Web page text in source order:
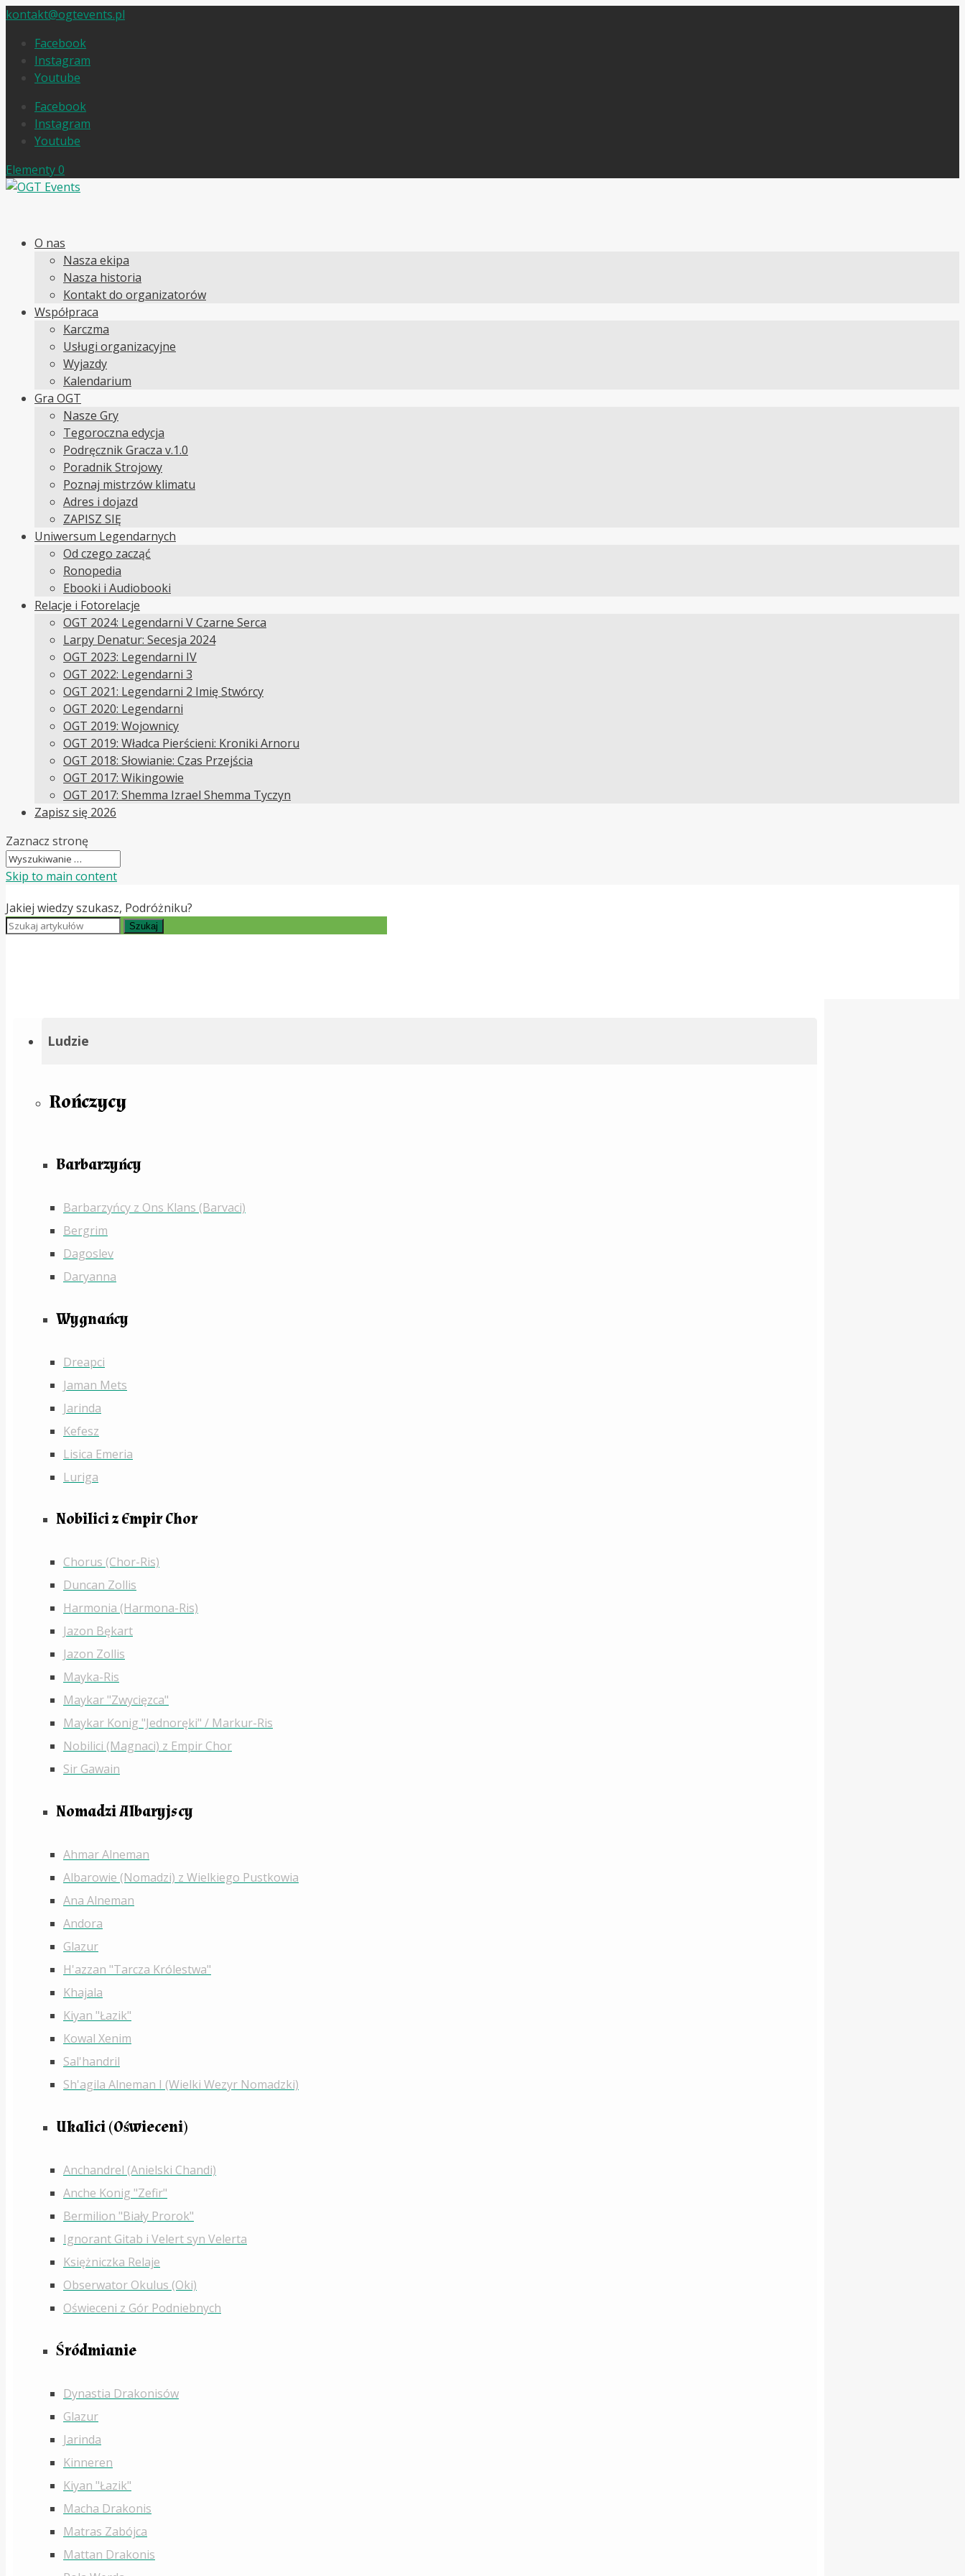
kontakt@ogtevents.pl
Facebook
Instagram
Youtube
Facebook
Instagram
Youtube
Elementy 0
O nas
Nasza ekipa
Nasza historia
Kontakt do organizatorów
Współpraca
Karczma
Usługi organizacyjne
Wyjazdy
Kalendarium
Gra OGT
Nasze Gry
Tegoroczna edycja
Podręcznik Gracza v.1.0
Poradnik Strojowy
Poznaj mistrzów klimatu
Adres i dojazd
ZAPISZ SIĘ
Uniwersum Legendarnych
Od czego zacząć
Ronopedia
Ebooki i Audiobooki
Relacje i Fotorelacje
OGT 2024: Legendarni V Czarne Serca
Larpy Denatur: Secesja 2024
OGT 2023: Legendarni IV
OGT 2022: Legendarni 3
OGT 2021: Legendarni 2 Imię Stwórcy
OGT 2020: Legendarni
OGT 2019: Wojownicy
OGT 2019: Władca Pierścieni: Kroniki Arnoru
OGT 2018: Słowianie: Czas Przejścia
OGT 2017: Wikingowie
OGT 2017: Shemma Izrael Shemma Tyczyn
Zapisz się 2026
Zaznacz stronę
Skip to main content
Jakiej wiedzy szukasz, Podróżniku?
Szukaj
Ludzie
Rończycy
Barbarzyńcy
Barbarzyńcy z Ons Klans (Barvaci)
Bergrim
Dagoslev
Daryanna
Wygnańcy
Dreapci
Jaman Mets
Jarinda
Kefesz
Lisica Emeria
Luriga
Nobilici z Empir Chor
Chorus (Chor-Ris)
Duncan Zollis
Harmonia (Harmona-Ris)
Jazon Bękart
Jazon Zollis
Mayka-Ris
Maykar "Zwycięzca"
Maykar Konig "Jednoręki" / Markur-Ris
Nobilici (Magnaci) z Empir Chor
Sir Gawain
Nomadzi Albaryjscy
Ahmar Alneman
Albarowie (Nomadzi) z Wielkiego Pustkowia
Ana Alneman
Andora
Glazur
H'azzan "Tarcza Królestwa"
Khajala
Kiyan "Łazik"
Kowal Xenim
Sal'handril
Sh'agila Alneman I (Wielki Wezyr Nomadzki)
Ukalici (Oświeceni)
Anchandrel (Anielski Chandi)
Anche Konig "Zefir"
Bermilion "Biały Prorok"
Ignorant Gitab i Velert syn Velerta
Księżniczka Relaje
Obserwator Okulus (Oki)
Oświeceni z Gór Podniebnych
Śródmianie
Dynastia Drakonisów
Glazur
Jarinda
Kinneren
Kiyan "Łazik"
Macha Drakonis
Matras Zabójca
Mattan Drakonis